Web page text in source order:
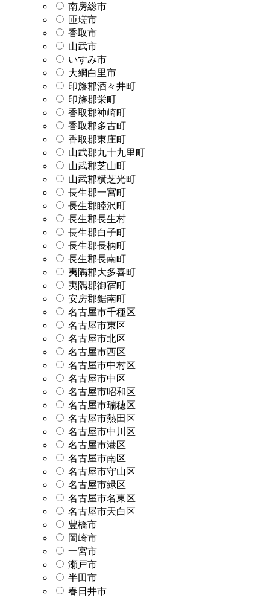
南房総市
匝瑳市
香取市
山武市
いすみ市
大網白里市
印旛郡酒々井町
印旛郡栄町
香取郡神崎町
香取郡多古町
香取郡東庄町
山武郡九十九里町
山武郡芝山町
山武郡横芝光町
長生郡一宮町
長生郡睦沢町
長生郡長生村
長生郡白子町
長生郡長柄町
長生郡長南町
夷隅郡大多喜町
夷隅郡御宿町
安房郡鋸南町
名古屋市千種区
名古屋市東区
名古屋市北区
名古屋市西区
名古屋市中村区
名古屋市中区
名古屋市昭和区
名古屋市瑞穂区
名古屋市熱田区
名古屋市中川区
名古屋市港区
名古屋市南区
名古屋市守山区
名古屋市緑区
名古屋市名東区
名古屋市天白区
豊橋市
岡崎市
一宮市
瀬戸市
半田市
春日井市